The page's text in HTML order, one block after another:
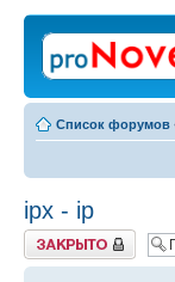
Список форумов
ipx - ip
Закрыто